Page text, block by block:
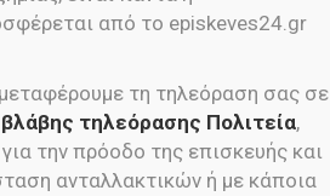
από το episkeves24.gr
τη τηλεόραση σας σε
τηλεόρασης Πολιτεία,
την πρόοδο της επισκευής και
ανταλλακτικών ή με κάποια